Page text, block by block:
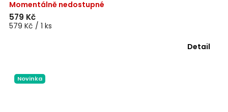
Momentálně nedostupné
579 Kč
579 Kč / 1 ks
Detail
Novinka